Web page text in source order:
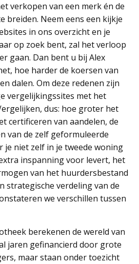
verkopen van een merk én de
breiden. Neem eens een kijkje
in ons overzicht en je
op zoek bent, zal het verloop
gaan. Dan bent u bij Alex
hoe harder de koersen van
dalen. Om deze redenen zijn
vergelijkingssites met het
dus: hoe groter het
certificeren van aandelen, de
van de zelf geformuleerde
je niet zelf in je tweede woning
inspanning voor levert, het
van het huurdersbestand
strategische verdeling van de
we verschillen tussen
berekenen de wereld van
jaren gefinancierd door grote
maar staan onder toezicht